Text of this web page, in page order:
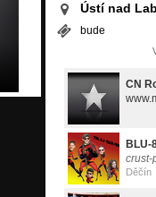
Ústí nad
bude
CN
BLU-
crust-
Děčín